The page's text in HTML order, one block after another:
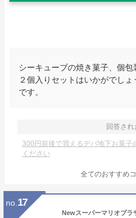
シーキューブの焼き菓子、個
２個入りセットはいかがでし
です。
回答され
300円前後で買えるデパ地下お菓子
ください
全てのおすすめ
no. 17
Newスーパーマリオブラ